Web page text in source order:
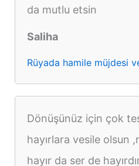
da mutlu etsin
Saliha
Rüyada hamile müjdesi
Dönüşünüz için çok
hayırlara vesile olsun
hayır da ser de